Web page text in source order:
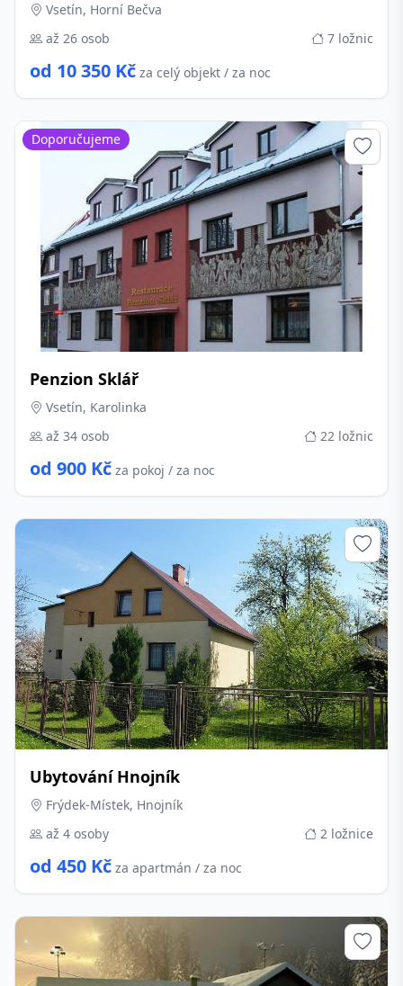
Vsetín, Horní Bečva
až 26 osob
7 ložnic
od 10 350 Kč za celý objekt / za noc
Penzion Sklář
Vsetín, Karolinka
až 34 osob
22 ložnic
od 900 Kč za pokoj / za noc
Doporučujeme
Ubytování Hnojník
Frýdek-Místek, Hnojník
až 4 osoby
2 ložnice
od 450 Kč za apartmán / za noc